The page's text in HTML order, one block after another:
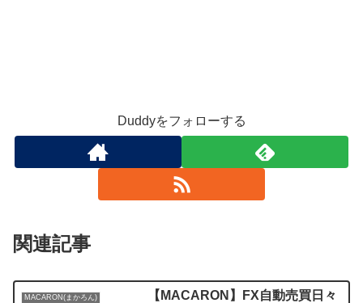
Duddyをフォローする
関連記事
MACARON(まかろん)
【MACARON】FX自動売買日々